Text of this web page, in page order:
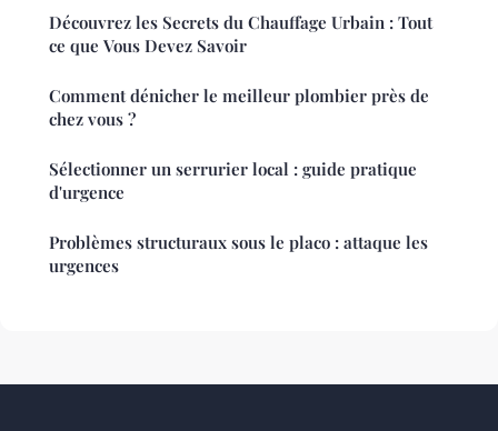
Découvrez les Secrets du Chauffage Urbain : Tout
ce que Vous Devez Savoir
Comment dénicher le meilleur plombier près de
chez vous ?
Sélectionner un serrurier local : guide pratique
d'urgence
Problèmes structuraux sous le placo : attaque les
urgences